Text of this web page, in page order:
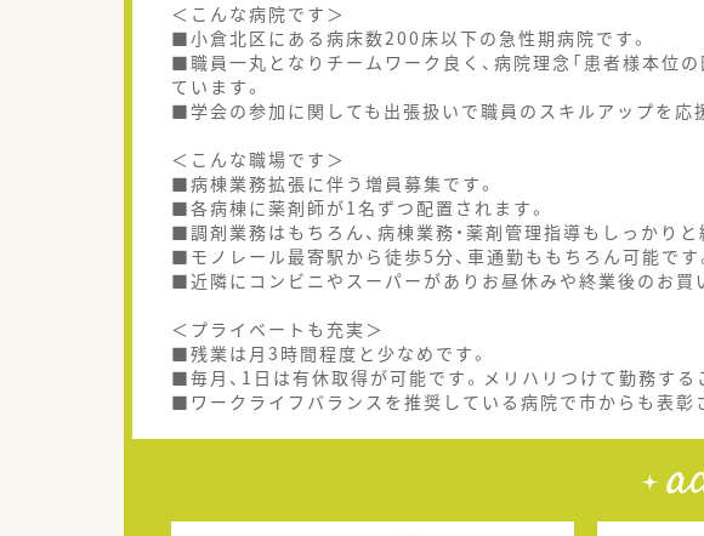
＜こんな病院です＞
■小倉北区にある病床数200床以下の急性期病院です。
■職員一丸となりチームワーク良く、病院理念「患者様本位
ています。
■学会の参加に関しても出張扱いで職員のスキルアップを応
＜こんな職場です＞
■病棟業務拡張に伴う増員募集です。
■各病棟に薬剤師が1名ずつ配置されます。
■調剤業務はもちろん、病棟業務・薬剤管理指導もしっかりと
■モノレール最寄駅から徒歩5分、車通勤ももちろん可能です
■近隣にコンビニやスーパーがありお昼休みや終業後のお買
＜プライベートも充実＞
■残業は月3時間程度と少なめです。
■毎月、1日は有休取得が可能です。メリハリつけて勤務する
■ワークライフバランスを推奨している病院で市からも表彰